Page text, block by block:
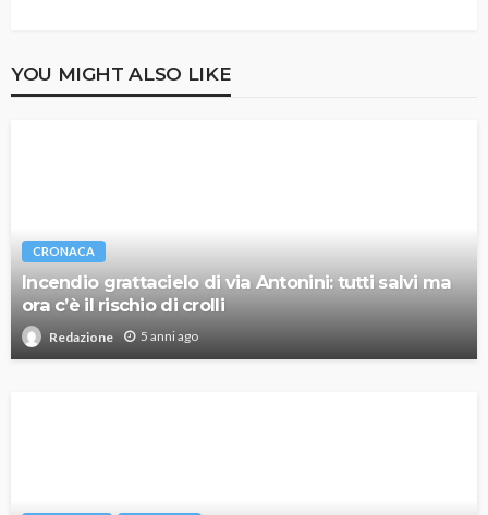
YOU MIGHT ALSO LIKE
CRONACA
Incendio grattacielo di via Antonini: tutti salvi ma
ora c’è il rischio di crolli
Redazione 5 anni ago